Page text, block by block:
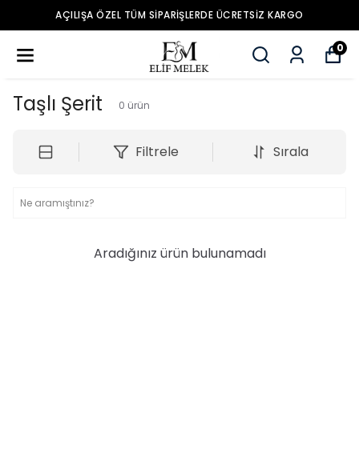
ÖZEL TÜM SIPARIŞLERDE ÜCRETSIZ KARGO
0
Taşlı Şerit 0 ürün
Filtrele Sırala
Aradığınız ürün bulunamadı